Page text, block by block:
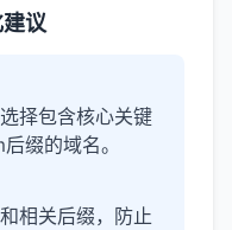
议
择包含核心关键
缀的域名。
相关后缀，防止